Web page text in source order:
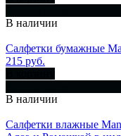
В наличии
Салфетки бумажные
215 руб.
В наличии
Салфетки влажные